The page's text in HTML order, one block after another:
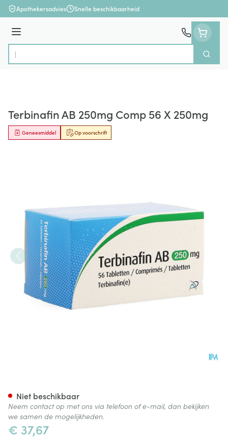
Ga naar de inhoud
Apothekersadvies Snelle beschikbaarheid
Menu
Product, merk, categorie...
Zoek
Terbinafin AB 250mg Comp 56 X 250mg
Op voorschrift
Geneesmiddel
€ 37,67
Niet beschikbaar
Neem contact op met ons via telefoon of e-mail, dan bekijken
we samen de mogelijkheden.